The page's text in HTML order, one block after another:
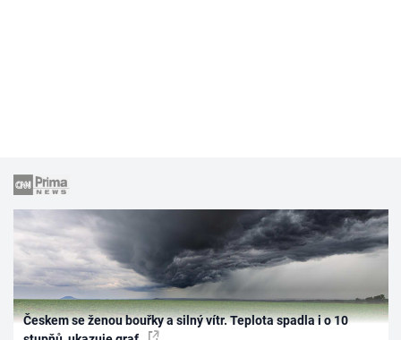
Českem se ženou bouřky a silný vítr. Teplota spadla i o 10